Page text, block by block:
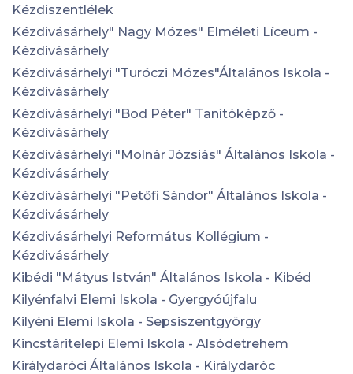
Kézdiszentlélek
Kézdivásárhely" Nagy Mózes" Elméleti Líceum -
Kézdivásárhely
Kézdivásárhelyi "Turóczi Mózes"Általános Iskola -
Kézdivásárhely
Kézdivásárhelyi "Bod Péter" Tanítóképző -
Kézdivásárhely
Kézdivásárhelyi "Molnár Józsiás" Általános Iskola -
Kézdivásárhely
Kézdivásárhelyi "Petőfi Sándor" Általános Iskola -
Kézdivásárhely
Kézdivásárhelyi Református Kollégium -
Kézdivásárhely
Kibédi "Mátyus István" Általános Iskola - Kibéd
Kilyénfalvi Elemi Iskola - Gyergyóújfalu
Kilyéni Elemi Iskola - Sepsiszentgyörgy
Kincstáritelepi Elemi Iskola - Alsódetrehem
Királydaróci Általános Iskola - Királydaróc